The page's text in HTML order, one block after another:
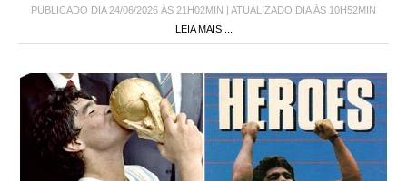
PUBLICADO DIA 24/06/2026 ÀS 21H02MIN | ATUALIZADO DIA ÀS 10H52MIN
LEIA MAIS ...